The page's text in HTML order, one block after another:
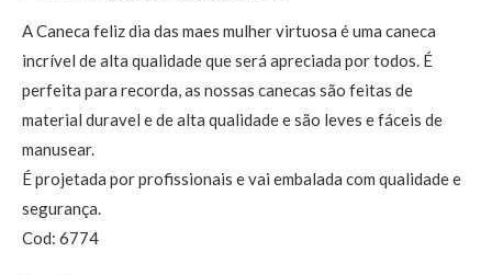
A Caneca feliz dia das maes mulher virtuosa é uma caneca
incrível de alta qualidade que será apreciada por todos. É
perfeita para recorda, as nossas canecas são feitas de
material duravel e de alta qualidade e são leves e fáceis de
manusear.
É projetada por profissionais e vai embalada com qualidade e
segurança.
Cod: 6774